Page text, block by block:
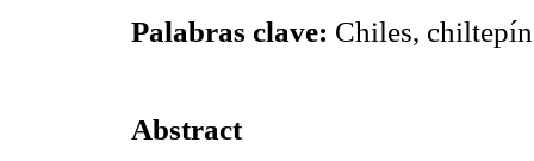
Palabras clave: Chiles,
Abstract